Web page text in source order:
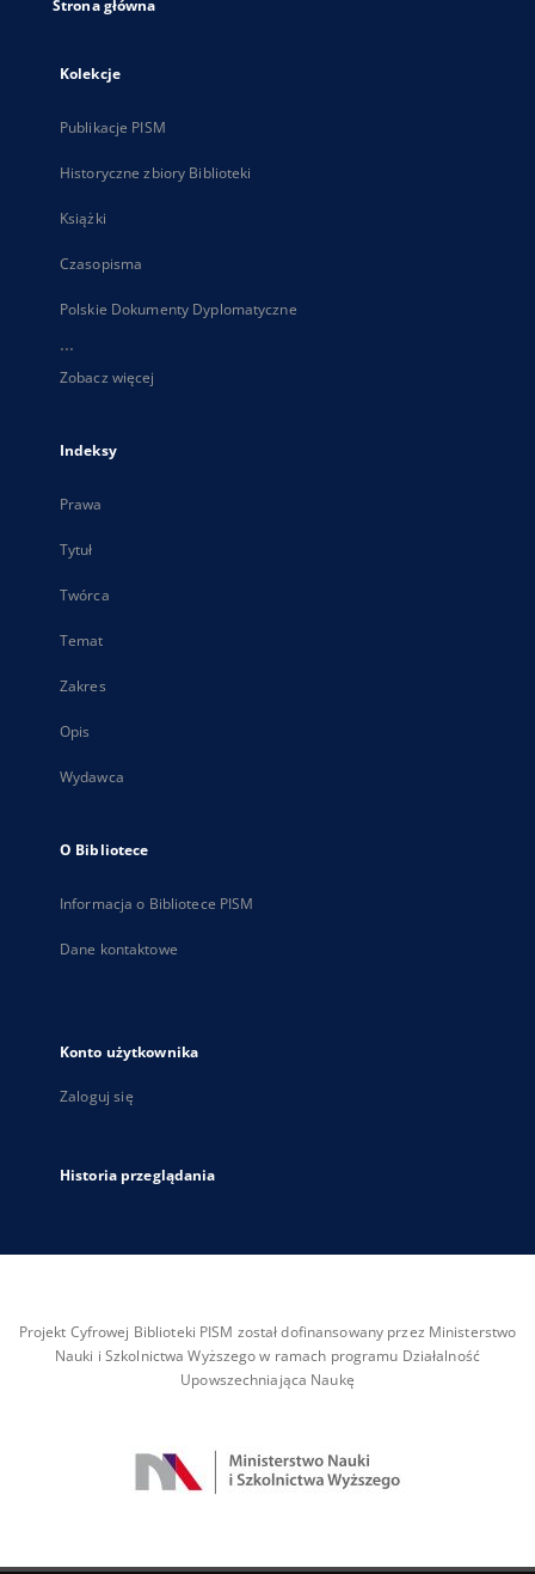
Strona główna
Kolekcje
Publikacje PISM
Historyczne zbiory Biblioteki
Książki
Czasopisma
Polskie Dokumenty Dyplomatyczne
...
Zobacz więcej
Indeksy
Prawa
Tytuł
Twórca
Temat
Zakres
Opis
Wydawca
O Bibliotece
Informacja o Bibliotece PISM
Dane kontaktowe
Konto użytkownika
Zaloguj się
Historia przeglądania
Projekt Cyfrowej Biblioteki PISM został dofinansowany przez Ministerstwo
Nauki i Szkolnictwa Wyższego w ramach programu Działalność
Upowszechniająca Naukę